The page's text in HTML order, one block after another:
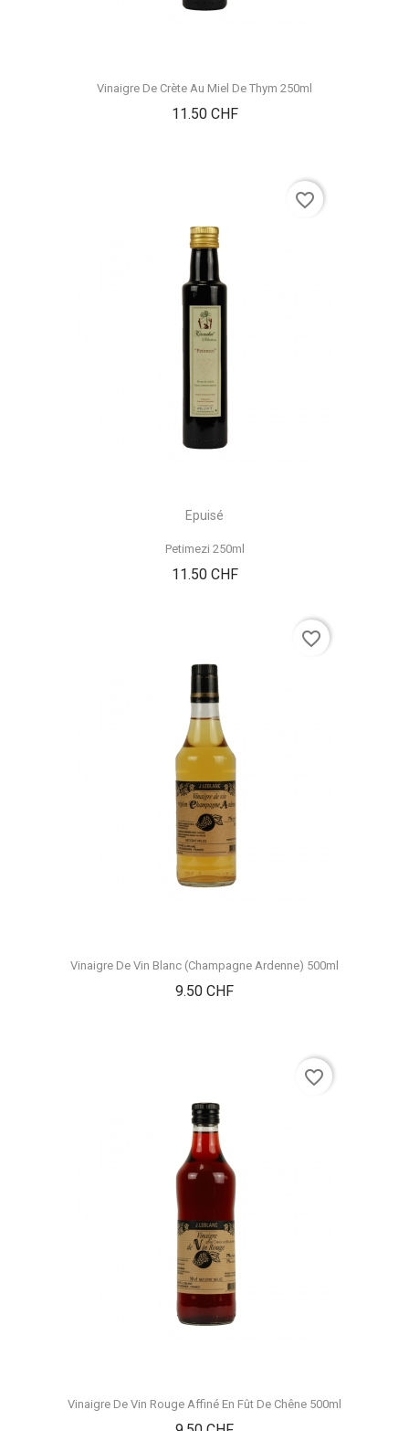
Vinaigre De Crète Au Miel De Thym 250ml
11.50 CHFPrix
Epuisé
Petimezi 250ml
11.50 CHFPrix
favorite_border
Vinaigre De Vin Blanc (Champagne Ardenne) 500ml
9.50 CHFPrix
favorite_border
Vinaigre De Vin Rouge Affiné En Fût De Chêne 500ml
favorite_border